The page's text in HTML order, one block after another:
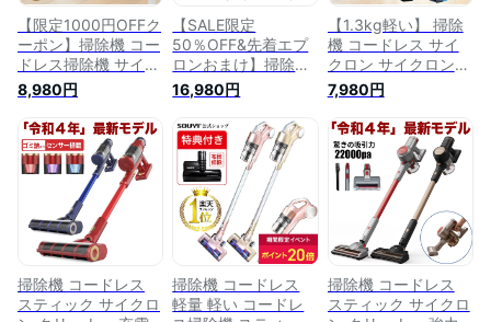
【限定1000円OFFク
ーポン】掃除機 コー
ドレス掃除機 サイク
ロン掃除機 サイクロ
ン式 スティック型
掃除機 コードレス
充電式 強力吸引 軽
量 コードレスクリー
ナー スティッククリ
ーナー サイクロンク
リーナー そうじき
静音 iwoly 家電
8,980円
【SALE限定
50％OFF&先着エプ
ロンおまけ】掃除機
コードレス サイクロ
ン コードレス掃除機
サイクロン掃除機 ス
ティック型 掃除機
充電式 強力吸引 軽
量 コードレスクリー
ナー スティッククリ
ーナー サイクロンク
リーナー そうじき
静音【1年保証】
16,980円
【1.3kg軽い】 掃除
機 コードレス サイ
クロン サイクロン掃
除機 スティッククリ
ーナー ハンディーク
リーナー サイクロン
クリーナー コードレ
スクリーナー スティ
ック掃除機 充電式
超強力吸引 小型 軽
7,980円
掃除機 コードレス
スティック サイクロ
掃除機 コードレス
軽量 軽い コードレ
掃除機 コードレス
スティック サイクロ